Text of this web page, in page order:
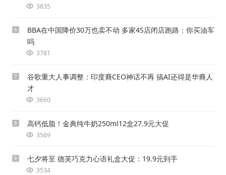
3835
6
BBA在中国降价30万也卖不动 多家4S店闭店跑路：你买油车
吗
3781
7
谷歌重大人事调整：印度裔CEO神话不再 搞AI还得是华裔人
才
3660
8 高钙低脂！金典纯牛奶250ml12盒27.9元大促
3569
9 七夕将至 德芙巧克力心语礼盒大促：19.9元到手
3534